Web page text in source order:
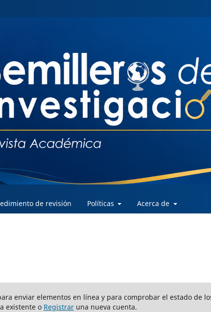
de revisión Políticas Acerca de
enviar elementos en línea y para comprobar el estado de
existente o Registrar una nueva cuenta.